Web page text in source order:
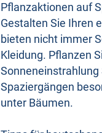
Pflanzaktionen auf
Gestalten Sie Ihren
bieten nicht immer
Kleidung. Pflanzen
Sonneneinstrahlung
Spaziergängen
unter Bäumen.